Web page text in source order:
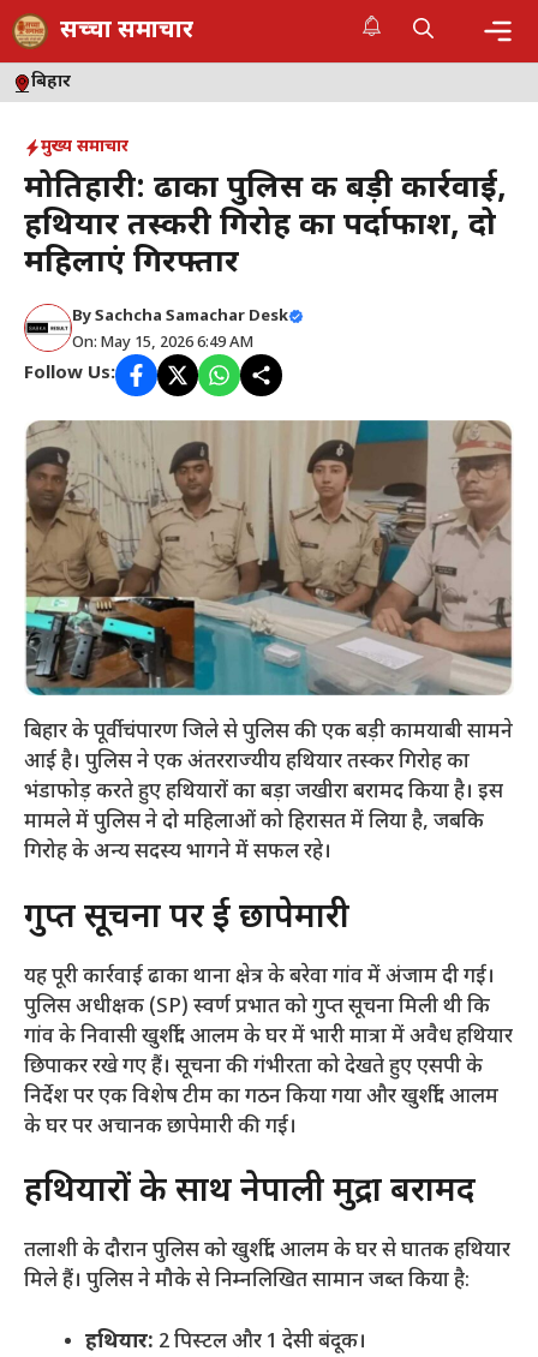
Skip
to
content
सच्चा समाचार
बिहार
मुख्य समाचार
मोतिहारी: ढाका पुलिस की बड़ी कार्रवाई,
हथियार तस्करी गिरोह का पर्दाफाश, दो
महिलाएं गिरफ्तार
BySachcha Samachar Desk
On: May 15, 2026 6:49 AM
Follow Us:
बिहार के पूर्वी चंपारण जिले से पुलिस की एक बड़ी कामयाबी सामने
आई है। पुलिस ने एक अंतरराज्यीय हथियार तस्कर गिरोह का
भंडाफोड़ करते हुए हथियारों का बड़ा जखीरा बरामद किया है। इस
मामले में पुलिस ने दो महिलाओं को हिरासत में लिया है, जबकि
गिरोह के अन्य सदस्य भागने में सफल रहे।
​गुप्त सूचना पर हुई छापेमारी
​यह पूरी कार्रवाई ढाका थाना क्षेत्र के बरेवा गांव में अंजाम दी गई।
पुलिस अधीक्षक (SP) स्वर्ण प्रभात को गुप्त सूचना मिली थी कि
गांव के निवासी खुर्शीद आलम के घर में भारी मात्रा में अवैध हथियार
छिपाकर रखे गए हैं। सूचना की गंभीरता को देखते हुए एसपी के
निर्देश पर एक विशेष टीम का गठन किया गया और खुर्शीद आलम
के घर पर अचानक छापेमारी की गई।
​हथियारों के साथ नेपाली मुद्रा बरामद
​तलाशी के दौरान पुलिस को खुर्शीद आलम के घर से घातक हथियार
मिले हैं। पुलिस ने मौके से निम्नलिखित सामान जब्त किया है:
हथियार: 2 पिस्टल और 1 देसी बंदूक।